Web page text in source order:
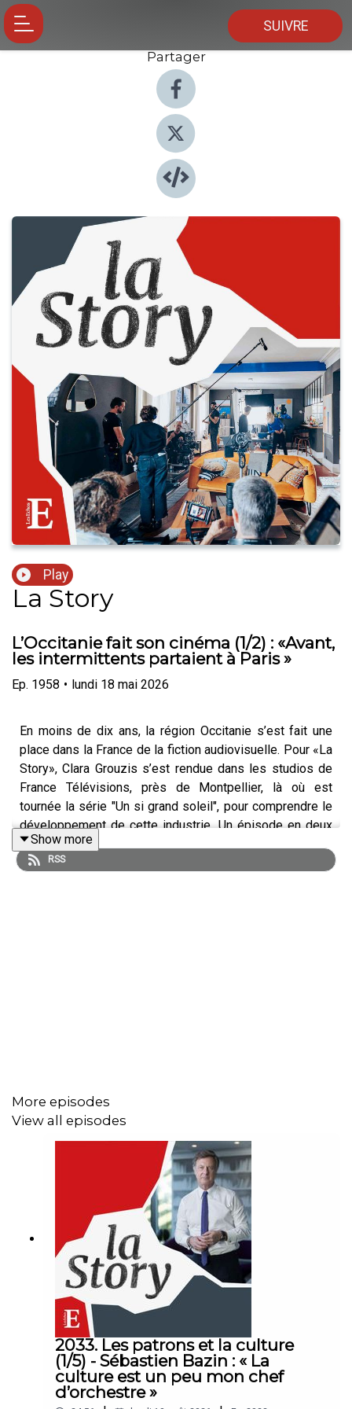
SUIVRE
Partager
Play
La Story
L’Occitanie fait son cinéma (1/2) : «Avant,
les intermittents partaient à Paris »
Ep. 1958 • lundi 18 mai 2026
En moins de dix ans, la région Occitanie s’est fait une
place dans la France de la fiction audiovisuelle. Pour «La
Story», Clara Grouzis s’est rendue dans les studios de
France Télévisions, près de Montpellier, là où est
tournée la série "Un si grand soleil", pour comprendre le
développement de cette industrie. Un épisode en deux
parties.
« La Story » est un podcast des « Echos » présenté par
Retrouvez l’essentiel de l’actualité économique grâce à
notre offre d’abonnement
Show more
RSS
More episodes
View all episodes
2033. Les patrons et la culture
(1/5) - Sébastien Bazin : « La
culture est un peu mon chef
d’orchestre »